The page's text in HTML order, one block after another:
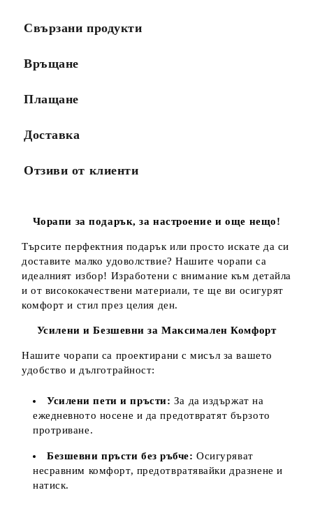
Свързани продукти
Връщане
Плащане
Доставка
Отзиви от клиенти
Чорапи за подарък, за настроение и още нещо!
Търсите перфектния подарък или просто искате да си
доставите малко удоволствие? Нашите чорапи са
идеалният избор! Изработени с внимание към детайла
и от висококачествени материали, те ще ви осигурят
комфорт и стил през целия ден.
Усилени и Безшевни за Максимален Комфорт
Нашите чорапи са проектирани с мисъл за вашето
удобство и дълготрайност:
Усилени пети и пръсти: За да издържат на
ежедневното носене и да предотвратят бързото
протриване.
Безшевни пръсти без ръбче: Осигуряват
несравним комфорт, предотвратявайки дразнене и
натиск.